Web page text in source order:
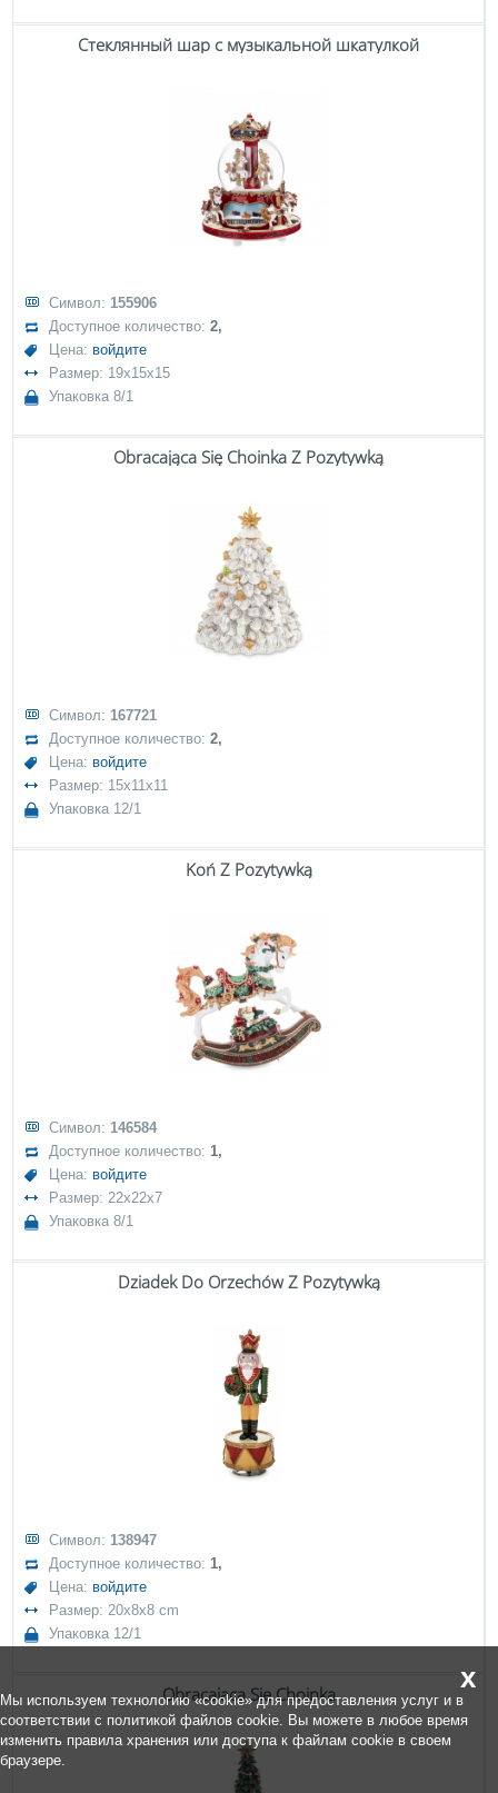
Стеклянный шар с музыкальной шкатулкой
Символ: 155906
Доступное количество:2,
Цена: войдите
Размер: 19x15x15
Упаковка 8/1
Obracająca Się Choinka Z Pozytywką
Символ: 167721
Доступное количество:2,
Цена: войдите
Размер: 15x11x11
Упаковка 12/1
Koń Z Pozytywką
Символ: 146584
Доступное количество:1,
Цена: войдите
Размер: 22x22x7
Упаковка 8/1
Dziadek Do Orzechów Z Pozytywką
Символ: 138947
Доступное количество:1,
Цена: войдите
Размер: 20x8x8 cm
Упаковка 12/1
Obracająca Się Choinka x
Мы используем технологию «cookie» для предоставления услуг и в
соответствии с политикой файлов cookie. Вы можете в любое время
изменить правила хранения или доступа к файлам cookie в своем
браузере.